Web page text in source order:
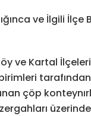
ve İlgili İlçe
ve Kartal
çöp